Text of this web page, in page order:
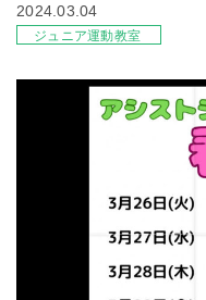
2024.03.04
ジュニア運動教室